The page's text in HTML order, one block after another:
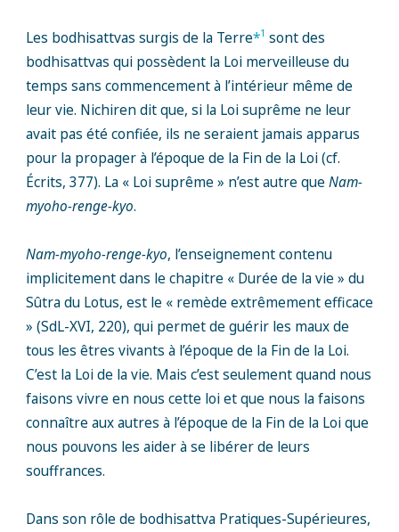
Les bodhisattvas surgis de la Terre*1 sont des
bodhisattvas qui possèdent la Loi merveilleuse du
temps sans commencement à l’intérieur même de
leur vie. Nichiren dit que, si la Loi suprême ne leur
avait pas été confiée, ils ne seraient jamais apparus
pour la propager à l’époque de la Fin de la Loi (cf.
Écrits, 377). La « Loi suprême » n’est autre que Nam-
myoho-renge-kyo.
Nam-myoho-renge-kyo, l’enseignement contenu
implicitement dans le chapitre « Durée de la vie » du
Sûtra du Lotus, est le « remède extrêmement efficace
» (SdL-XVI, 220), qui permet de guérir les maux de
tous les êtres vivants à l’époque de la Fin de la Loi.
C’est la Loi de la vie. Mais c’est seulement quand nous
faisons vivre en nous cette loi et que nous la faisons
connaître aux autres à l’époque de la Fin de la Loi que
nous pouvons les aider à se libérer de leurs
souffrances.
Dans son rôle de bodhisattva Pratiques-Supérieures,